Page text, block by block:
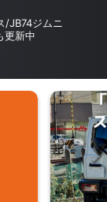
/JB74ジムニ
更新中